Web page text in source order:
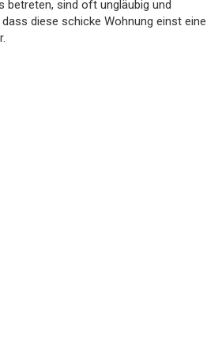
betreten, sind oft ungläubig und
diese schicke Wohnung einst eine